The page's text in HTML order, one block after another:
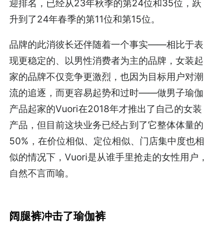
迎排名，已经从23年秋季的第24位和35位，跃
升到了24年春季的第11位和第15位。
品牌的此消彼长还伴随着一个事实——相比于表
现更稳定的、以男性消费者为主的品牌，女装起
家的品牌不仅竞争更激烈，也因为目标用户对潮
流的追逐，而更容易起势和过时——做男子瑜伽
产品起家的Vuori在2018年才推出了自己的女装
产品，但目前这块业务已经占到了它整体体量的
50%，在价位相似、定位相似、门店集中度也相
似的情况下，Vuori是从谁手里抢走的女性用户，
自然不言而喻。
阔腿裤冲击了瑜伽裤